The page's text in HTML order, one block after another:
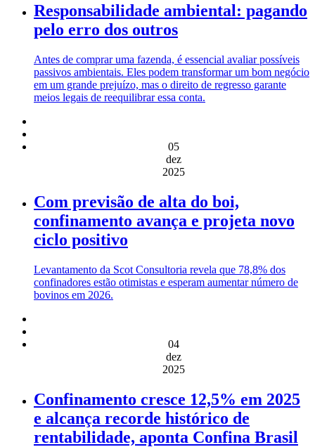
Responsabilidade ambiental: pagando
pelo erro dos outros
Antes de comprar uma fazenda, é essencial avaliar possíveis
passivos ambientais. Eles podem transformar um bom negócio
em um grande prejuízo, mas o direito de regresso garante
meios legais de reequilibrar essa conta.
05
dez
2025
Com previsão de alta do boi,
confinamento avança e projeta novo
ciclo positivo
Levantamento da Scot Consultoria revela que 78,8% dos
confinadores estão otimistas e esperam aumentar número de
bovinos em 2026.
04
dez
2025
Confinamento cresce 12,5% em 2025
e alcança recorde histórico de
rentabilidade, aponta Confina Brasil